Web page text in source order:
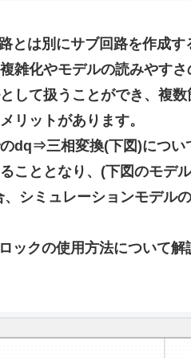
は別にサブ回路を作成す
雑化やモデルの読みやすさ
して扱うことができ、複
リットがあります。
dq⇒三相変換(下図)につい
こととなり、(下図のモデ
シミュレーションモデル
ックの使用方法について解